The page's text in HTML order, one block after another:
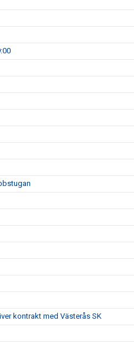
kontrakt med Västerås SK